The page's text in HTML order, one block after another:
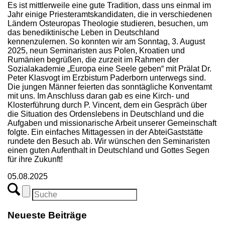
Es ist mittlerweile eine gute Tradition, dass uns einmal im
Jahr einige Priesteramtskandidaten, die in verschiedenen
Ländern Osteuropas Theologie studieren, besuchen, um
das benediktinische Leben in Deutschland
kennenzulernen. So konnten wir am Sonntag, 3. August
2025, neun Seminaristen aus Polen, Kroatien und
Rumänien begrüßen, die zurzeit im Rahmen der
Sozialakademie „Europa eine Seele geben“ mit Prälat Dr.
Peter Klasvogt im Erzbistum Paderborn unterwegs sind.
Die jungen Männer feierten das sonntägliche Konventamt
mit uns. Im Anschluss daran gab es eine Kirch- und
Klosterführung durch P. Vincent, dem ein Gespräch über
die Situation des Ordenslebens in Deutschland und die
Aufgaben und missionarische Arbeit unserer Gemeinschaft
folgte. Ein einfaches Mittagessen in der AbteiGaststätte
rundete den Besuch ab. Wir wünschen den Seminaristen
einen guten Aufenthalt in Deutschland und Gottes Segen
für ihre Zukunft!
05.08.2025
Neueste Beiträge